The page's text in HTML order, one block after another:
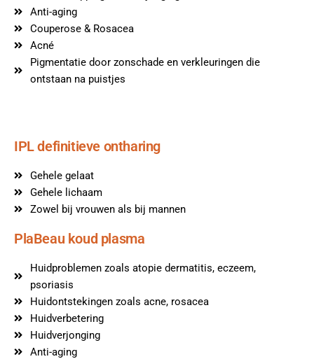
Anti-aging
Couperose & Rosacea
Acné
Pigmentatie door zonschade en verkleuringen die
ontstaan na puistjes
IPL definitieve ontharing
Gehele gelaat
Gehele lichaam
Zowel bij vrouwen als bij mannen
PlaBeau koud plasma
Huidproblemen zoals atopie dermatitis, eczeem,
psoriasis
Huidontstekingen zoals acne, rosacea
Huidverbetering
Huidverjonging
Anti-aging